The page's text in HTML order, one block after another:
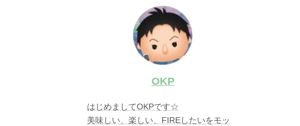
OKP
はじめましてOKPです☆
美味しい、楽しい、FIREしたいをモッ